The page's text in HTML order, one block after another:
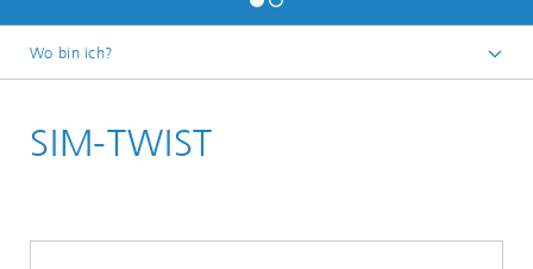
Wo bin ich?
Forschungsprojekte
SIM-TWIST